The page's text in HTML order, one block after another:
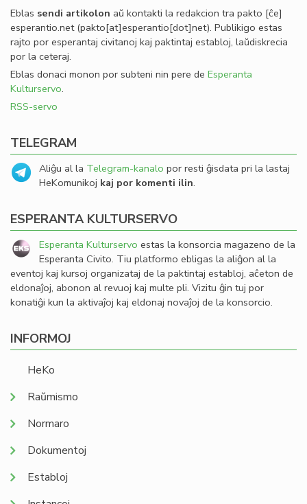
Eblas sendi artikolon aŭ kontakti la redakcion tra pakto [ĉe]
esperantio.net(pakto[at]esperantio[dot]net). Publikigo estas
rajto por esperantaj civitanoj kaj paktintaj establoj, laŭdiskrecia
por la ceteraj.
Eblas donaci monon por subteni nin pere de Esperanta
Kulturservo.
RSS-servo
TELEGRAM
Aliĝu al la Telegram-kanalo por resti ĝisdata pri la lastaj
HeKomunikoj kaj por komenti ilin.
ESPERANTA KULTURSERVO
Esperanta Kulturservo estas la konsorcia magazeno de la
Esperanta Civito. Tiu platformo ebligas la aliĝon al la
eventoj kaj kursoj organizataj de la paktintaj establoj, aĉeton de
eldonaĵoj, abonon al revuoj kaj multe pli. Vizitu ĝin tuj por
konatiĝi kun la aktivaĵoj kaj eldonaj novaĵoj de la konsorcio.
INFORMOJ
HeKo
Raŭmismo
Normaro
Dokumentoj
Establoj